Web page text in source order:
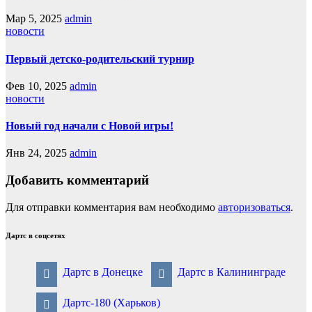
Мар 5, 2025 admin
новости
Первый детско-родительский турнир
Фев 10, 2025 admin
новости
Новый год начали с Новой игры!
Янв 24, 2025 admin
Добавить комментарий
Для отправки комментария вам необходимо авторизоваться.
Дартс в соцсетях
Дартс в Донецке Дартс в Калининграде
Дартс-180 (Харьков)